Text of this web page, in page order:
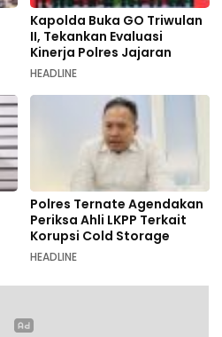
Kapolda Buka GO Triwulan
II, Tekankan Evaluasi
Kinerja Polres Jajaran
HEADLINE
Polres Ternate Agendakan
Periksa Ahli LKPP Terkait
Korupsi Cold Storage
HEADLINE